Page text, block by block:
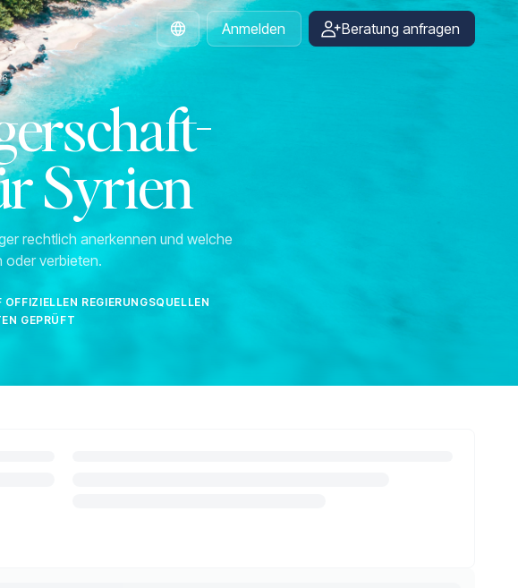
German
Anmelden Beratung anfragen
Syrien
rechtlich anerkennen und welche
verbieten.
OFFIZIELLEN REGIERUNGSQUELLEN
GEPRÜFT